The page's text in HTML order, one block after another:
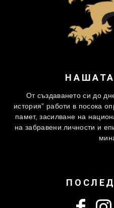
От създаването си до
история” работи в посока
памет, засилване на
на забравени личности и